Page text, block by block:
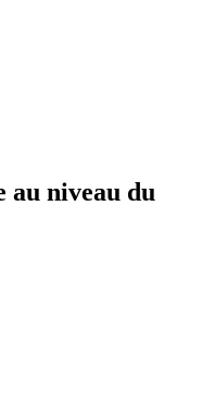
au niveau du